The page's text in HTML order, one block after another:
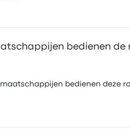
bedienen de
bedienen deze